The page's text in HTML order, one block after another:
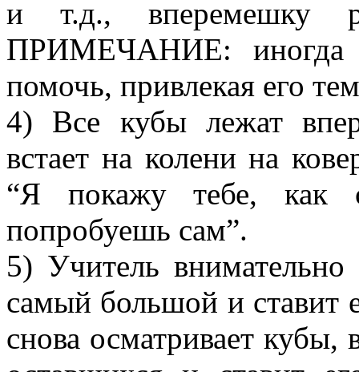
и т.д., вперемешку
ПРИМЕЧАНИЕ: иногда
помочь, привлекая его
4) Все кубы лежат
встает на колени на
“Я покажу тебе, как
попробуешь сам”.
5) Учитель внимательно
самый большой и ставит
снова осматривает